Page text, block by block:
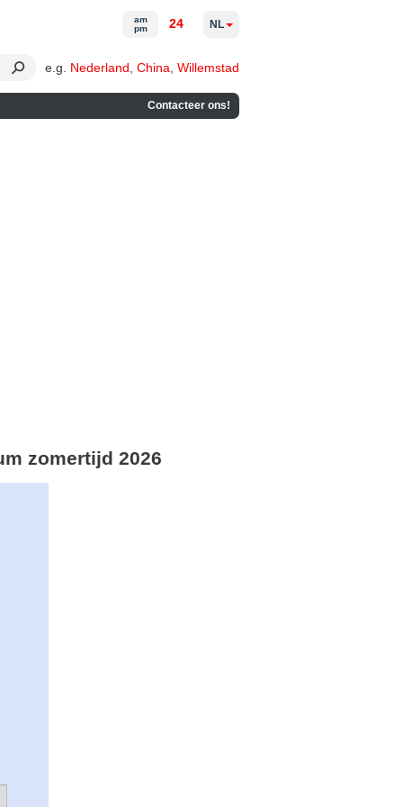
e.g. Nederland China Willemstad
Contacteer ons!
am
pm
24 NL
zomertijd 2026